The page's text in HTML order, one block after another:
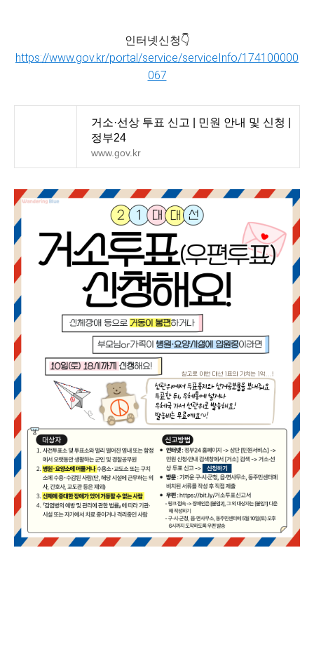
인터넷신청👇
https://www.gov.kr/portal/service/serviceInfo/174100000
067
거소·선상 투표 신고 | 민원 안내 및 신청 |
정부24
www.gov.kr